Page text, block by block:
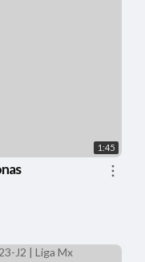
1:45